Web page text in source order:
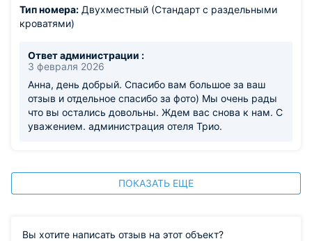
Тип номера: Двухместный (Стандарт с раздельными
кроватями)
Ответ администрации :
3 февраля 2026
Анна, день добрый. Спасибо вам большое за ваш
отзыв и отдельное спасибо за фото) Мы очень рады
что вы остались довольны. Ждем вас снова к нам. С
уважением. администрация отеля Трио.
ПОКАЗАТЬ ЕЩЕ
Вы хотите написать отзыв на этот объект?